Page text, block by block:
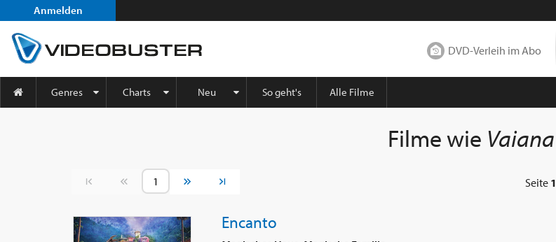
Anmelden
DVD-Verleih im Abo
Genres Charts Neu So geht's Alle Filme
Filme wie Vaiana
Vorherige Seite Nächste Seite Seite 1
Encanto